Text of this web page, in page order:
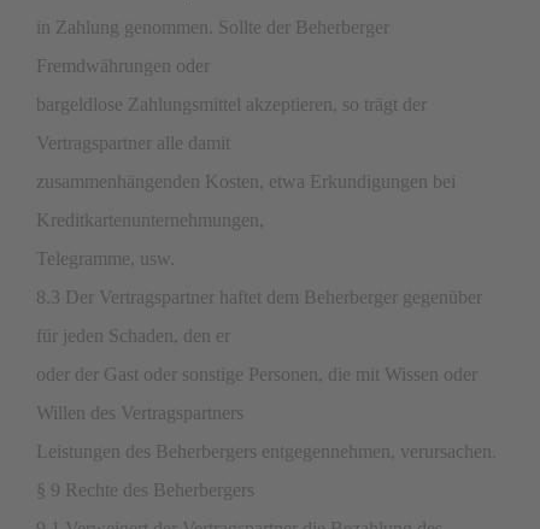
in Zahlung genommen. Sollte der Beherberger
Fremdwährungen oder
bargeldlose Zahlungsmittel akzeptieren, so trägt der
Vertragspartner alle damit
zusammenhängenden Kosten, etwa Erkundigungen bei
Kreditkartenunternehmungen,
Telegramme, usw.
8.3 Der Vertragspartner haftet dem Beherberger gegenüber
für jeden Schaden, den er
oder der Gast oder sonstige Personen, die mit Wissen oder
Willen des Vertragspartners
Leistungen des Beherbergers entgegennehmen, verursachen.
§ 9 Rechte des Beherbergers